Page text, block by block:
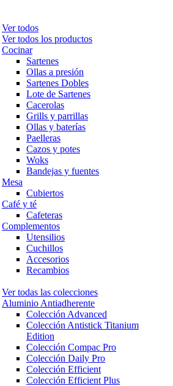
Ver todos
Ver todos los productos
Cocinar
Sartenes
Ollas a presión
Sartenes Dobles
Lote de Sartenes
Cacerolas
Grills y parrillas
Ollas y baterías
Paelleras
Cazos y potes
Woks
Bandejas y fuentes
Mesa
Cubiertos
Café y té
Cafeteras
Complementos
Utensilios
Cuchillos
Accesorios
Recambios
Ver todas las colecciones
Aluminio Antiadherente
Colección Advanced
Colección Antistick Titanium
Edition
Colección Compac Pro
Colección Daily Pro
Colección Efficient
Colección Efficient Plus